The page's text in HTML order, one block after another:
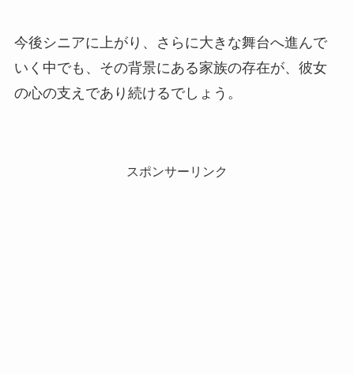
今後シニアに上がり、さらに大きな舞台へ進んで
いく中でも、その背景にある家族の存在が、彼女
の心の支えであり続けるでしょう。
スポンサーリンク